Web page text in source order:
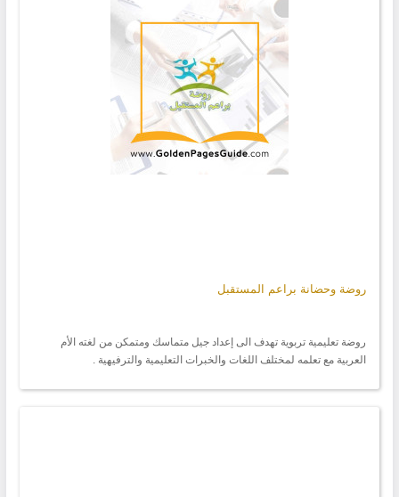
روضة وحضانة براعم المستقبل
روضة تعليمية تربوية تهدف الى إعداد جيل متماسك ومتمكن من لغته الأم
العربية مع تعلمه لمختلف اللغات والخبرات التعليمية والترفيهية .